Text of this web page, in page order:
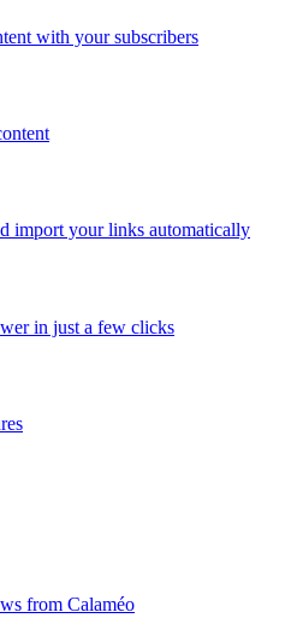
with your subscribers
import your links automatically
in just a few clicks
from Calaméo